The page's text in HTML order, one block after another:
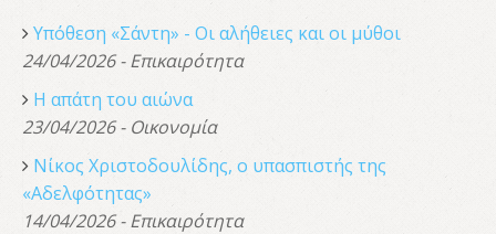
Υπόθεση «Σάντη» - Οι αλήθειες και οι μύθοι
24/04/2026 - Επικαιρότητα
Η απάτη του αιώνα
23/04/2026 - Οικονομία
Νίκος Χριστοδουλίδης, o υπασπιστής της
«Αδελφότητας»
14/04/2026 - Επικαιρότητα